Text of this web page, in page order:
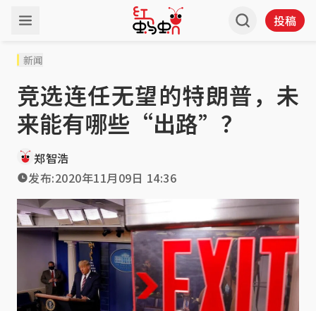
投稿
新闻
竞选连任无望的特朗普，未
来能有哪些“出路”？
郑智浩
发布:2020年11月09日 14:36